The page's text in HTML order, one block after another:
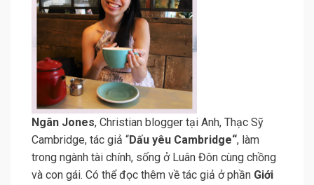
N gân Jones, Christian blogger tại Anh, Thạc Sỹ
Cambridge, tác giả “Dấu yêu Cambridge“, làm
trong ngành tài chính, sống ở Luân Đôn cùng chồng
và con gái. Có thể đọc thêm về tác giả ở phần Giới